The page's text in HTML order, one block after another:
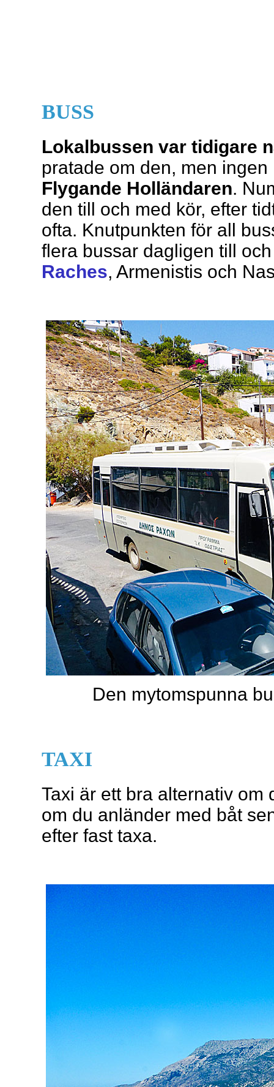
BUSS
Lokalbussen var tidigare
pratade om den, men
Flygande Holländaren.
den till och med kör, efter
ofta. Knutpunkten för all
flera bussar dagligen till
Raches, Armenistis och
Den mytomspunna
TAXI
Taxi är ett bra alternativ om
om du anländer med båt
efter fast taxa.